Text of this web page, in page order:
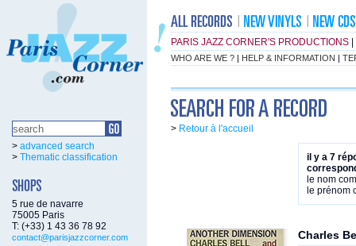
PARIS JAZZ CORNER'S PRODUCTIONS
WHO ARE WE ? | HELP & INFORMATION |
> advanced search
> Thematic classification
5 rue de navarre
75005 Paris
T: (+33) 1 43 36 78 92
contact@parisjazzcorner.com
> Retour à l'accueil
il y a 7
le nom
le prénom
Charles